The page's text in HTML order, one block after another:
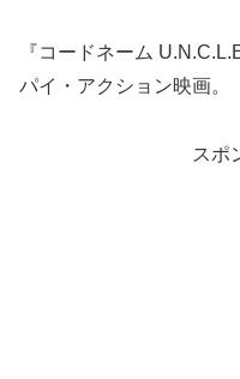
『コードネーム
パイ・アクション映画。
スポ